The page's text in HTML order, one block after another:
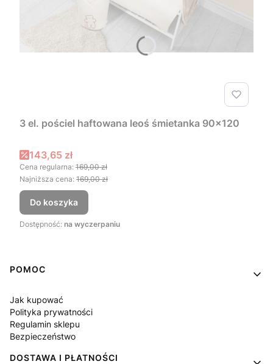
3 el. pościel haftowana leoś śmietanka 90x120
Cena promocyjna
143,65 zł
Cena regularna: 169,00 zł
Najniższa cena: 169,00 zł
Do koszyka
Dostępność: na wyczerpaniu
Linki w stopce
POMOC
Jak kupować
Polityka prywatności
Regulamin sklepu
Bezpieczeństwo
DOSTAWA I PŁATNOŚCI